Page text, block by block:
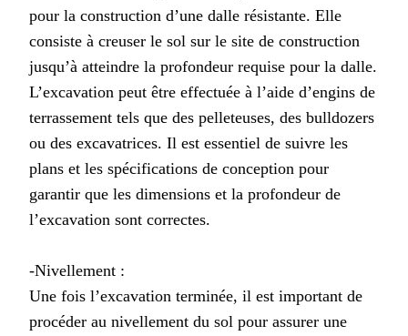
pour la construction d’une dalle résistante. Elle
consiste à creuser le sol sur le site de construction
jusqu’à atteindre la profondeur requise pour la dalle.
L’excavation peut être effectuée à l’aide d’engins de
terrassement tels que des pelleteuses, des bulldozers
ou des excavatrices. Il est essentiel de suivre les
plans et les spécifications de conception pour
garantir que les dimensions et la profondeur de
l’excavation sont correctes.
-Nivellement :
Une fois l’excavation terminée, il est important de
procéder au nivellement du sol pour assurer une